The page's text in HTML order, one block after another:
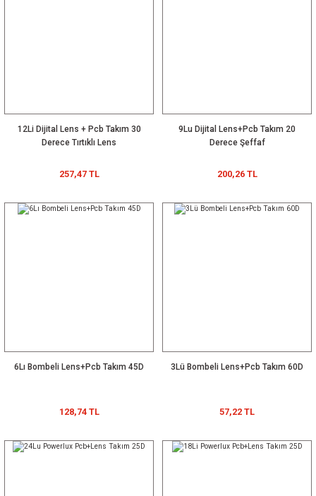
12Li Dijital Lens + Pcb Takım 30
Derece Tırtıklı Lens
257,47 TL
9Lu Dijital Lens+Pcb Takım 20
Derece Şeffaf
200,26 TL
6Lı Bombeli Lens+Pcb Takım 45D
128,74 TL
3Lü Bombeli Lens+Pcb Takım 60D
57,22 TL